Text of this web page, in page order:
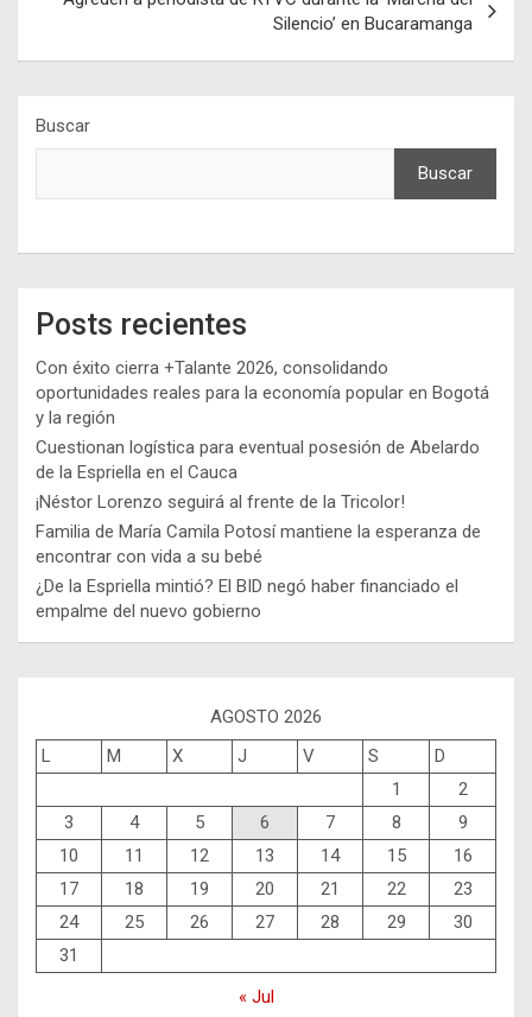
Silencio’ en Bucaramanga
Buscar
Buscar
Posts recientes
Con éxito cierra +Talante 2026, consolidando
oportunidades reales para la economía popular en Bogotá
y la región
Cuestionan logística para eventual posesión de Abelardo
de la Espriella en el Cauca
¡Néstor Lorenzo seguirá al frente de la Tricolor!
Familia de María Camila Potosí mantiene la esperanza de
encontrar con vida a su bebé
¿De la Espriella mintió? El BID negó haber financiado el
empalme del nuevo gobierno
AGOSTO 2026
L
M X J V S
D
1
2
3
4 5 6 7 8
9
10
11 12 13 14 15
16
17
18 19 20 21 22
23
24
25 26 27 28 29
30
31
« Jul